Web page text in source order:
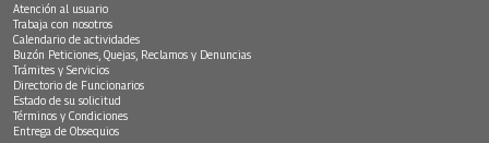
Atención al usuario
Trabaja con nosotros
Calendario de actividades
Buzón Peticiones, Quejas, Reclamos y Denuncias
Trámites y Servicios
Directorio de Funcionarios
Estado de su solicitud
Términos y Condiciones
Entrega de Obsequios